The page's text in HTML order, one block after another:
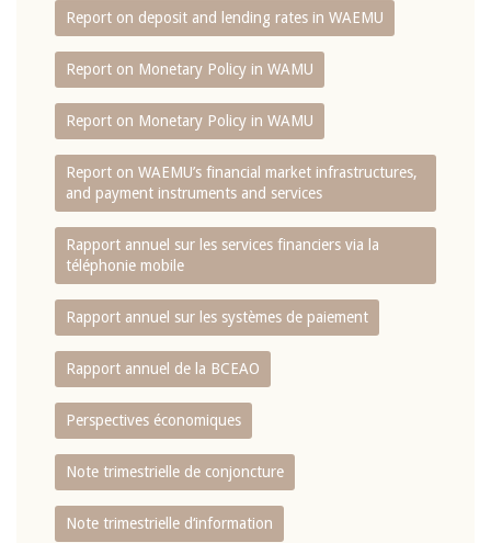
Report on deposit and lending rates in WAEMU
Report on Monetary Policy in WAMU
Report on Monetary Policy in WAMU
Report on WAEMU’s financial market infrastructures,
and payment instruments and services
Rapport annuel sur les services financiers via la
téléphonie mobile
Rapport annuel sur les systèmes de paiement
Rapport annuel de la BCEAO
Perspectives économiques
Note trimestrielle de conjoncture
Note trimestrielle d‘information